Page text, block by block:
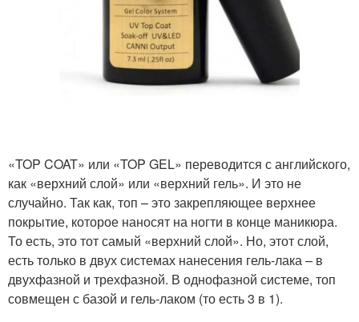
«TOP COAT» или «TOP GEL» переводится с английского,
как «верхний слой» или «верхний гель». И это не
случайно. Так как, топ – это закрепляющее верхнее
покрытие, которое наносят на ногти в конце маникюра.
То есть, это тот самый «верхний слой». Но, этот слой,
есть только в двух системах нанесения гель-лака – в
двухфазной и трехфазной. В однофазной системе, топ
совмещен с базой и гель-лаком (то есть 3 в 1).